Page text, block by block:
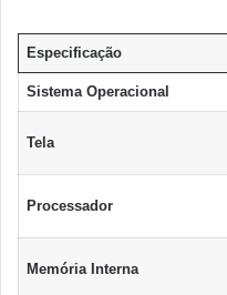
Especificação
Sistema Operacional
Tela
Processador
Memória Interna